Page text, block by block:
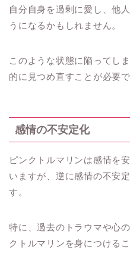
自分自身を過剰に愛し、他
うになるかもしれません。
このような状態に陥ってし
的に見つめ直すことが必要で
感情の不安定化
ピンクトルマリンは感情を
いますが、逆に感情の不安
す。
特に、過去のトラウマや心
クトルマリンを身につける